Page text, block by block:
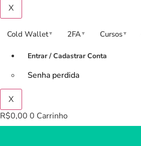
X
Cold Wallet▼ 2FA▼ Cursos▼
Entrar / Cadastrar Conta
Senha perdida
X
R$0,00 0 Carrinho